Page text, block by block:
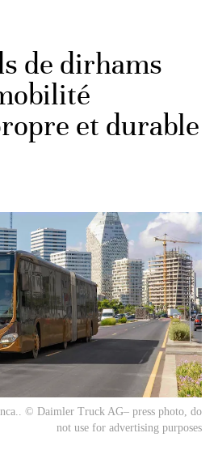
de dirhams
et durable
© Daimler Truck AG– press photo, do
not use for advertising purposes